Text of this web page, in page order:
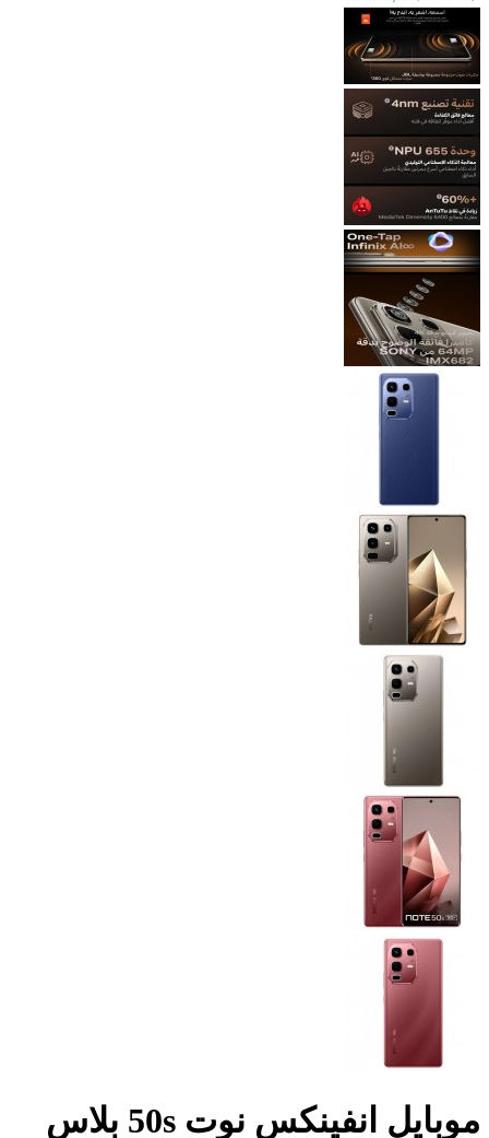
موبايل انفينكس نوت 50s بلاس